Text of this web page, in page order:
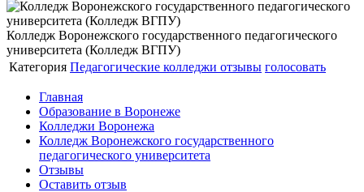
Колледж Воронежского государственного педагогического
университета (Колледж ВГПУ)
Категория Педагогические колледжи отзывы голосовать
Главная
Образование в Воронеже
Колледжи Воронежа
Колледж Воронежского государственного
педагогического университета
Отзывы
Оставить отзыв